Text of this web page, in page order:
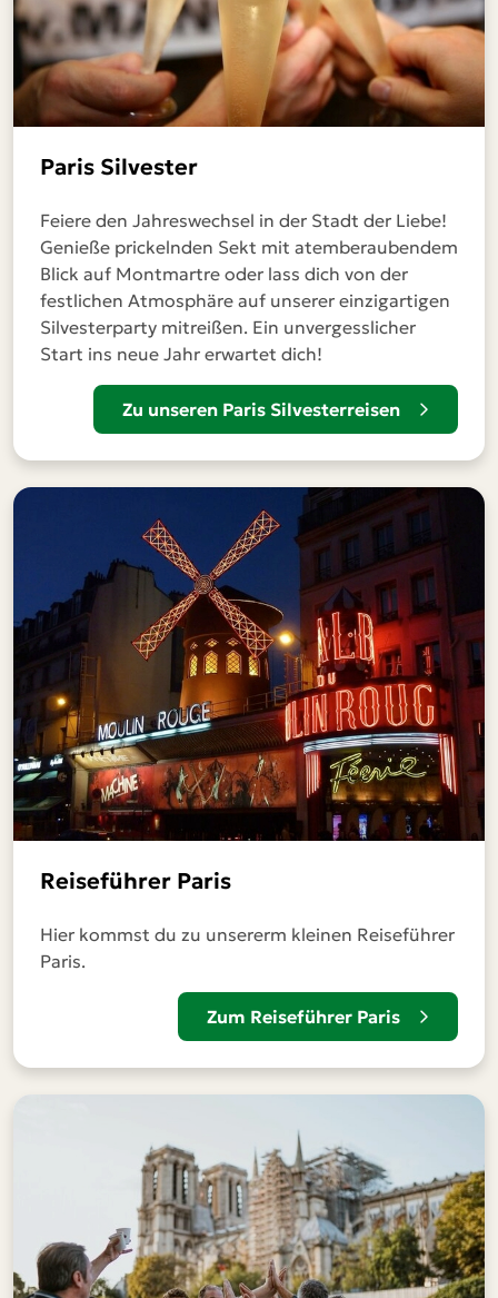
Paris Silvester
Feiere den Jahreswechsel in der Stadt der Liebe!
Genieße prickelnden Sekt mit atemberaubendem
Blick auf Montmartre oder lass dich von der
festlichen Atmosphäre auf unserer einzigartigen
Silvesterparty mitreißen. Ein unvergesslicher
Start ins neue Jahr erwartet dich!
Zu unseren Paris Silvesterreisen
Reiseführer Paris
Hier kommst du zu unsererm kleinen Reiseführer
Paris.
Zum Reiseführer Paris